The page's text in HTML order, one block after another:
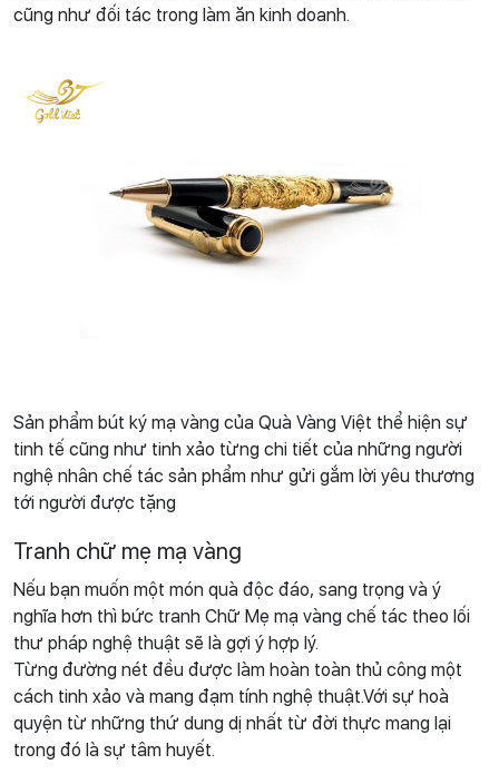
cũng như đối tác trong làm ăn kinh doanh.
Sản phẩm bút ký mạ vàng của Quà Vàng Việt thể hiện sự
tinh tế cũng như tinh xảo từng chi tiết của những người
nghệ nhân chế tác sản phẩm như gửi gắm lời yêu thương
tới người được tặng
Tranh chữ mẹ mạ vàng
Nếu bạn muốn một món quà độc đáo, sang trọng và ý
nghĩa hơn thì bức tranh Chữ Mẹ mạ vàng chế tác theo lối
thư pháp nghệ thuật sẽ là gợi ý hợp lý.
Từng đường nét đều được làm hoàn toàn thủ công một
cách tinh xảo và mang đạm tính nghệ thuật.Với sự hoà
quyện từ những thứ dung dị nhất từ đời thực mang lại
trong đó là sự tâm huyết.